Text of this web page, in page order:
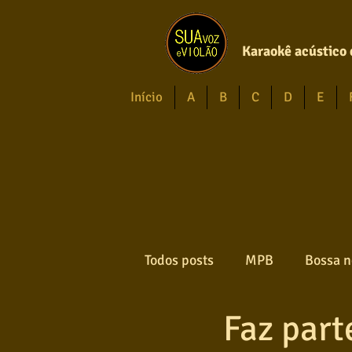
Karaokê acústico
Início A B C D E
Todos posts MPB Bossa
Gospel Axé
Faz